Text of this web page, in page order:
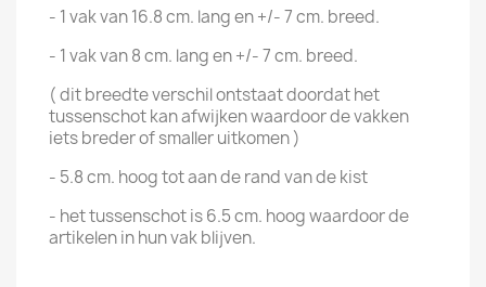
- 1 vak van 16.8 cm. lang en +/- 7 cm. breed.
- 1 vak van 8 cm. lang en +/- 7 cm. breed.
( dit breedte verschil ontstaat doordat het
tussenschot kan afwijken waardoor de vakken
iets breder of smaller uitkomen )
- 5.8 cm. hoog tot aan de rand van de kist
- het tussenschot is 6.5 cm. hoog waardoor de
artikelen in hun vak blijven.